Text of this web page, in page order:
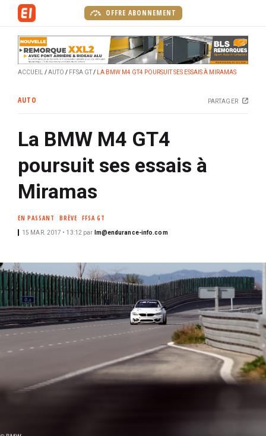
c
p
a
l
OFFRE ABONNEMENT
ACCUEIL AUTO FFSA GT LA BMW M4 GT4 POURSUIT SES ESSAIS À MIRAMAS
AUTO PARTAGER
La BMW M4 GT4
poursuit ses essais à
Miramas
EN PASSANT BRÈVE FFSA GT
15 MAR. 2017 • 13:12 par lm@endurance-info.com